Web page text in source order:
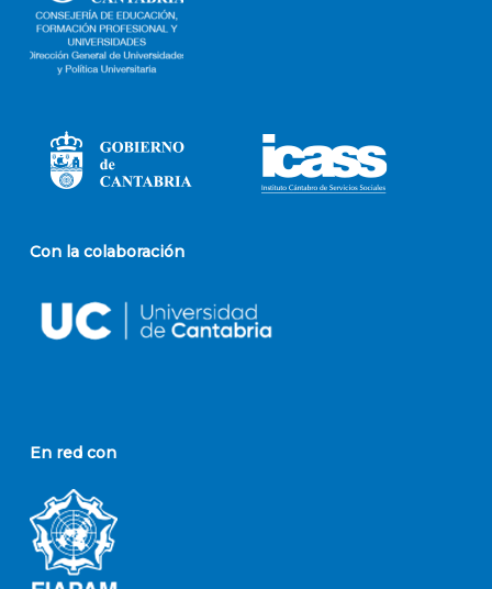
Con la colaboración
En red con